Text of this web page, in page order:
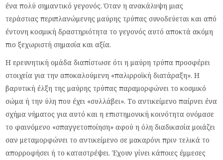
ένα πολύ σημαντικό γεγονός. Όταν η ανακάλυψη μιας
τεράστιας περιπλανώμενης μαύρης τρύπας συνοδεύεται και από
έντονη κοσμική δραστηριότητα το γεγονός αυτό αποκτά ακόμη
πιο ξεχωριστή σημασία και αξία.
Η ερευνητική ομάδα διαπίστωσε ότι η μαύρη τρύπα προσφέρει
στοιχεία για την αποκαλούμενη «παλιρροϊκή διατάραξη». Η
βαρυτική έλξη της μαύρης τρύπας παραμορφώνει το κοσμικό
σώμα ή την ύλη που έχει «συλλάβει». Το αντικείμενο παίρνει ένα
σχήμα νήματος για αυτό και η επιστημονική κοινότητα ονόμασε
το φαινόμενο «σπαγγετοποίηση» αφού η όλη διαδικασία μοιάζει
σαν μεταμορφώνει το αντικείμενο σε μακαρόνι πριν τελικά το
απορροφήσει ή το καταστρέψει. Έχουν γίνει κάποιες έμμεσες